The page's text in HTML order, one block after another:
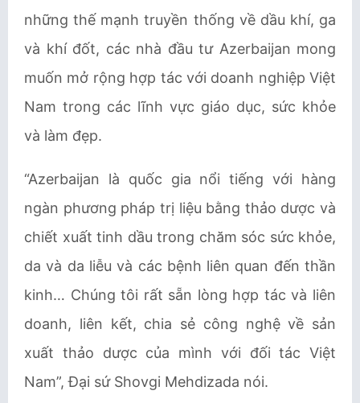
những thế mạnh truyền thống về dầu khí, ga
và khí đốt, các nhà đầu tư Azerbaijan mong
muốn mở rộng hợp tác với doanh nghiệp Việt
Nam trong các lĩnh vực giáo dục, sức khỏe
và làm đẹp.
“Azerbaijan là quốc gia nổi tiếng với hàng
ngàn phương pháp trị liệu bằng thảo dược và
chiết xuất tinh dầu trong chăm sóc sức khỏe,
da và da liễu và các bệnh liên quan đến thần
kinh… Chúng tôi rất sẵn lòng hợp tác và liên
doanh, liên kết, chia sẻ công nghệ về sản
xuất thảo dược của mình với đối tác Việt
Nam”, Đại sứ Shovgi Mehdizada nói.